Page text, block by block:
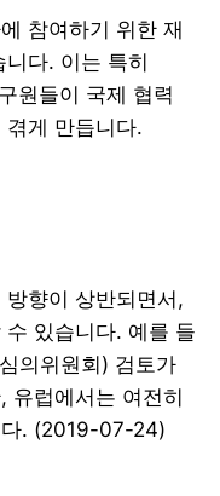
참여하기 위한 재
다. 이는 특히
원들이 국제 협력
게 만듭니다.
향이 상반되면서,
있습니다. 예를 들
의위원회) 검토가
유럽에서는 여전히
다. (2019-07-24)